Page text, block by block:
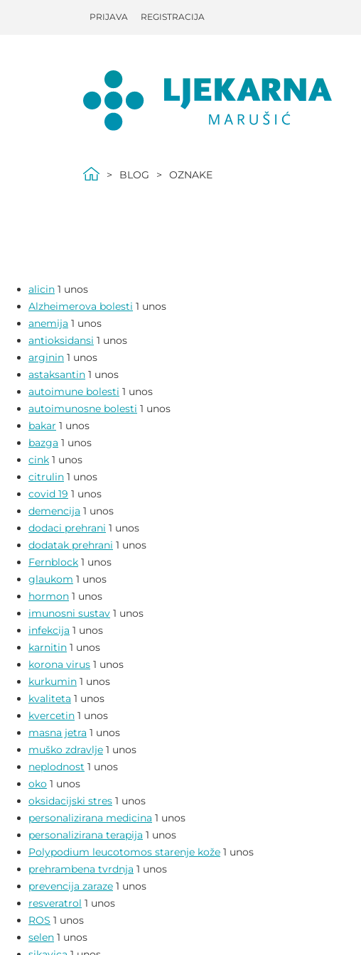
PRIJAVA REGISTRACIJA
BLOG OZNAKE
alicin 1 unos
Alzheimerova bolesti 1 unos
anemija 1 unos
antioksidansi 1 unos
arginin 1 unos
astaksantin 1 unos
autoimune bolesti 1 unos
autoimunosne bolesti 1 unos
bakar 1 unos
bazga 1 unos
cink 1 unos
citrulin 1 unos
covid 19 1 unos
demencija 1 unos
dodaci prehrani 1 unos
dodatak prehrani 1 unos
Fernblock 1 unos
glaukom 1 unos
hormon 1 unos
imunosni sustav 1 unos
infekcija 1 unos
karnitin 1 unos
korona virus 1 unos
kurkumin 1 unos
kvaliteta 1 unos
kvercetin 1 unos
masna jetra 1 unos
muško zdravlje 1 unos
neplodnost 1 unos
oko 1 unos
oksidacijski stres 1 unos
personalizirana medicina 1 unos
personalizirana terapija 1 unos
Polypodium leucotomos starenje kože 1 unos
prehrambena tvrdnja 1 unos
prevencija zaraze 1 unos
resveratrol 1 unos
ROS 1 unos
selen 1 unos